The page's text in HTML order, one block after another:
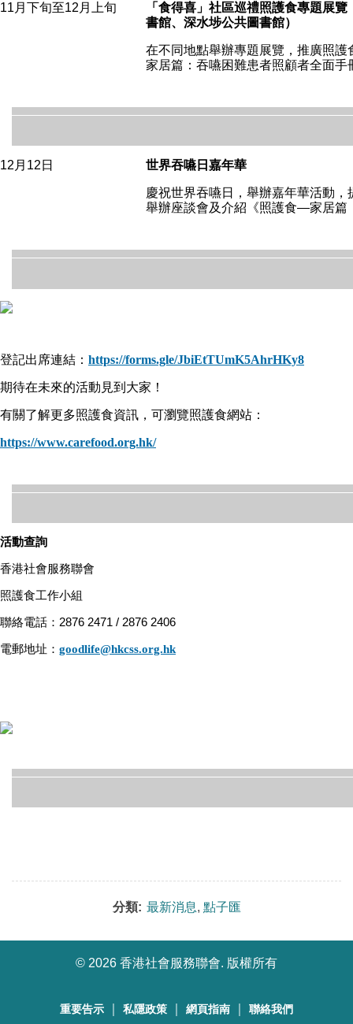
11月下旬至12月上旬
「食得喜」社區巡禮照護食專題展
書館、深水埗公共圖書館）
在不同地點舉辦專題展覽，推廣照
家居篇：吞嚥困難患者照顧者全面手
12月12日 世界吞嚥日嘉年華
慶祝世界吞嚥日，舉辦嘉年華活動
舉辦座談會及介紹《照護食—家居
登記出席連結： https://forms.gle/JbiEtTUmK5AhrHKy8
期待在未來的活動見到大家！
有關了解更多照護食資訊，可瀏覽照護食網站：
https://www.carefood.org.hk/
活動查詢
香港社會服務聯會
照護食工作小組
聯絡電話：2876 2471 / 2876 2406
電郵地址： goodlife@hkcss.org.hk
分類: 最新消息, 點子匯
© 2026 香港社會服務聯會. 版權所有
重要告示 私隱政策 網頁指南 聯絡我們